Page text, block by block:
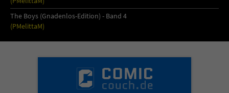
The Boys (Gnadenlos-Edition) - Band 4
(PMelittaM)